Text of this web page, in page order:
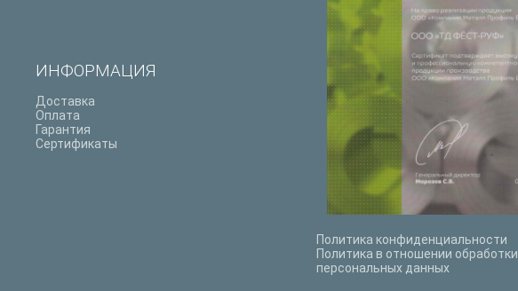
ИНФОРМАЦИЯ
Доставка
Оплата
Гарантия
Сертификаты
Политика конфиденциальности
Политика в отношении обработки
персональных данных